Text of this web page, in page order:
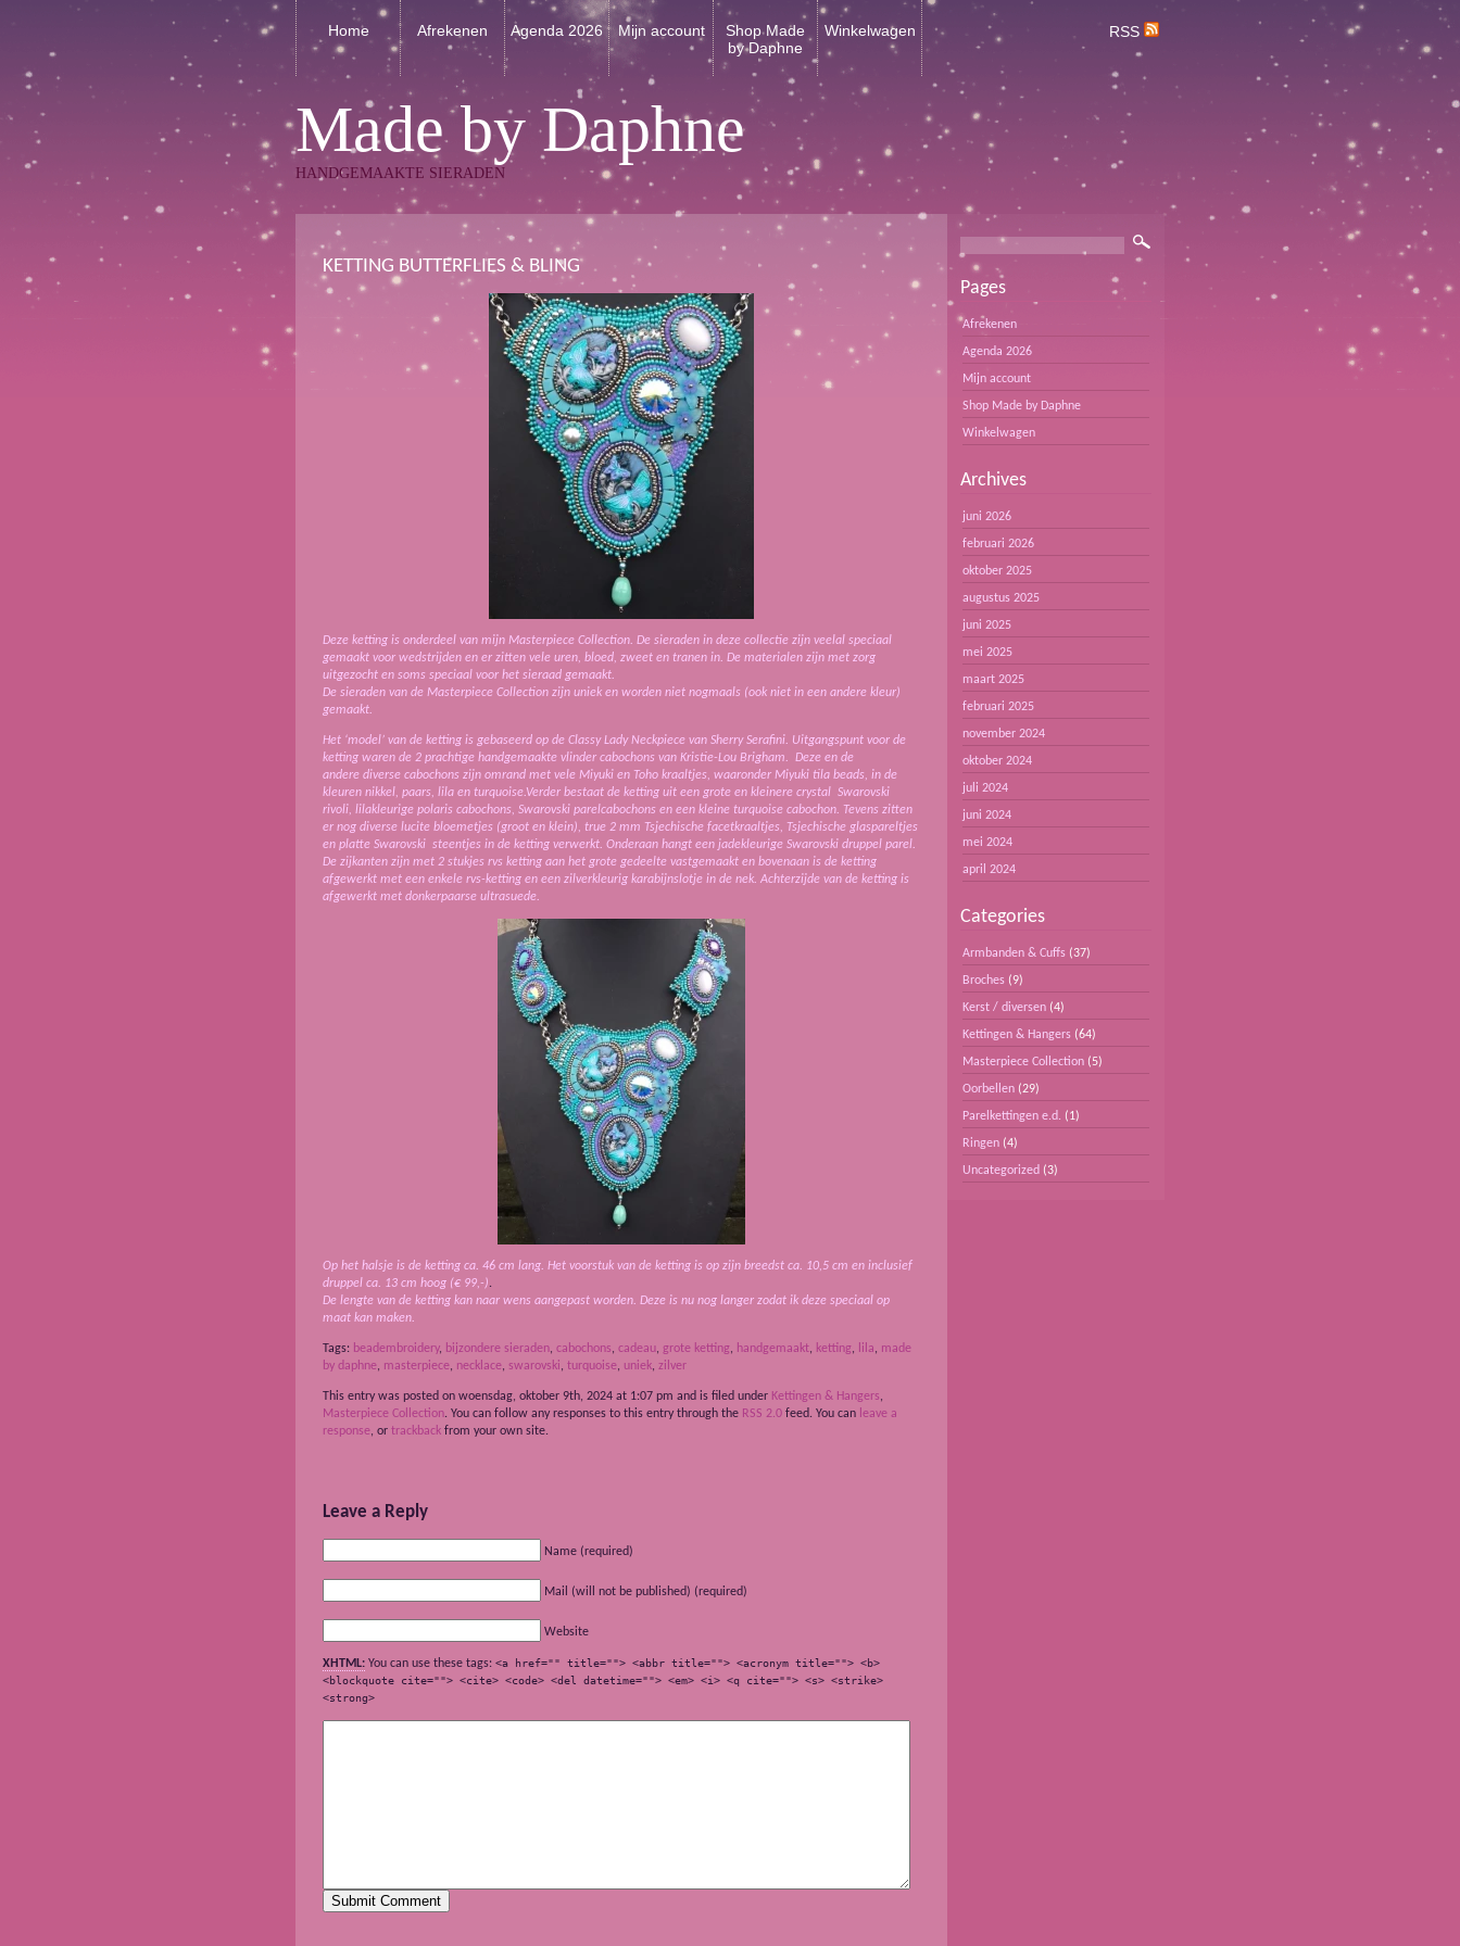
Home Afrekenen Agenda 2026 Mijn account
Shop Made
by Daphne
Winkelwagen RSS
Made by Daphne
HANDGEMAAKTE SIERADEN
KETTING BUTTERFLIES & BLING
Deze ketting is onderdeel van mijn Masterpiece Collection. De sieraden in deze collectie zijn veelal speciaal
gemaakt voor wedstrijden en er zitten vele uren, bloed, zweet en tranen in. De materialen zijn met zorg
uitgezocht en soms speciaal voor het sieraad gemaakt.
De sieraden van de Masterpiece Collection zijn uniek en worden niet nogmaals (ook niet in een andere kleur)
gemaakt.
Het ‘model’ van de ketting is gebaseerd op de Classy Lady Neckpiece van Sherry Serafini. Uitgangspunt voor de
ketting waren de 2 prachtige handgemaakte vlinder cabochons van Kristie-Lou Brigham. Deze en de
andere diverse cabochons zijn omrand met vele Miyuki en Toho kraaltjes, waaronder Miyuki tila beads, in de
kleuren nikkel, paars, lila en turquoise.Verder bestaat de ketting uit een grote en kleinere crystal Swarovski
rivoli, lilakleurige polaris cabochons, Swarovski parelcabochons en een kleine turquoise cabochon. Tevens zitten
er nog diverse lucite bloemetjes (groot en klein), true 2 mm Tsjechische facetkraaltjes, Tsjechische glaspareltjes
en platte Swarovski steentjes in de ketting verwerkt. Onderaan hangt een jadekleurige Swarovski druppel parel.
De zijkanten zijn met 2 stukjes rvs ketting aan het grote gedeelte vastgemaakt en bovenaan is de ketting
afgewerkt met een enkele rvs-ketting en een zilverkleurig karabijnslotje in de nek. Achterzijde van de ketting is
afgewerkt met donkerpaarse ultrasuede.
Op het halsje is de ketting ca. 46 cm lang. Het voorstuk van de ketting is op zijn breedst ca. 10,5 cm en inclusief
druppel ca. 13 cm hoog (€ 99,-).
De lengte van de ketting kan naar wens aangepast worden. Deze is nu nog langer zodat ik deze speciaal op
maat kan maken.
Tags: beadembroidery, bijzondere sieraden, cabochons, cadeau, grote ketting, handgemaakt, ketting, lila, made
by daphne, masterpiece, necklace, swarovski, turquoise, uniek, zilver
This entry was posted on woensdag, oktober 9th, 2024 at 1:07 pm and is filed under Kettingen & Hangers,
Masterpiece Collection. You can follow any responses to this entry through the RSS 2.0 feed. You can leave a
response, or trackback from your own site.
Leave a Reply
Name (required)
Mail (will not be published) (required)
Website
XHTML: You can use these tags: <a href="" title=""> <abbr title=""> <acronym title=""> <b>
<blockquote cite=""> <cite> <code> <del datetime=""> <em> <i> <q cite=""> <s> <strike>
<strong>
Pages
Afrekenen
Agenda 2026
Mijn account
Shop Made by Daphne
Winkelwagen
Archives
juni 2026
februari 2026
oktober 2025
augustus 2025
juni 2025
mei 2025
maart 2025
februari 2025
november 2024
oktober 2024
juli 2024
juni 2024
mei 2024
april 2024
Categories
Armbanden & Cuffs (37)
Broches (9)
Kerst / diversen (4)
Kettingen & Hangers (64)
Masterpiece Collection (5)
Oorbellen (29)
Parelkettingen e.d. (1)
Ringen (4)
Uncategorized (3)